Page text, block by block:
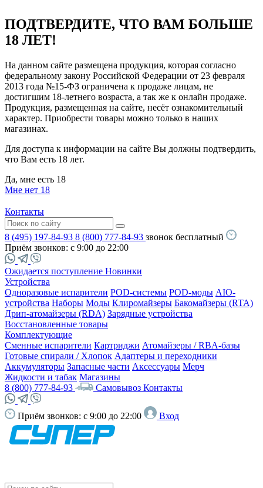
ПОДТВЕРДИТЕ, ЧТО ВАМ БОЛЬШЕ
18 ЛЕТ!
На данном сайте размещена продукция, которая согласно
федеральному закону Российской Федерации от 23 февраля
2013 года №15-ФЗ ограничена к продаже лицам, не
достигшим 18-летнего возраста, а так же к онлайн продаже.
Продукция, размещенная на сайте, несёт ознакомительный
характер. Приобрести товары можно только в наших
магазинах.
Для доступа к информации на сайте Вы должны подтвердить,
что Вам есть 18 лет.
Да, мне есть 18
Мне нет 18
Контакты
8 (495) 197-84-93 8 (800) 777-84-93 звонок бесплатный
Приём звонков: с 9:00 до 22:00
Ожидается поступление Новинки
Устройства
Одноразовые испарители POD-системы POD-моды AIO-
устройства Наборы Моды Клиромайзеры Бакомайзеры (RTA)
Дрип-атомайзеры (RDA) Зарядные устройства
Восстановленные товары
Комплектующие
Сменные испарители Картриджи Атомайзеры / RBA-базы
Готовые спирали / Хлопок Адаптеры и переходники
Аккумуляторы Запасные части Аксессуары Мерч
Жидкости и табак Магазины
8 (800) 777-84-93
Самовывоз Контакты
Приём звонков: с 9:00 до 22:00 Вход